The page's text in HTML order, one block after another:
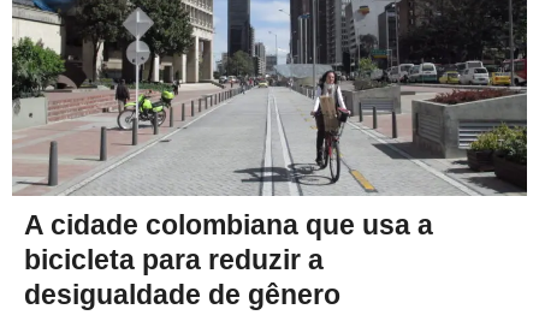
A cidade colombiana que usa a
bicicleta para reduzir a
desigualdade de gênero